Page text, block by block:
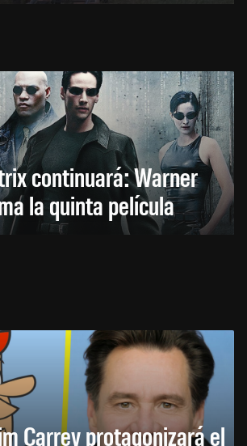
continuará: Warner
la quinta película
Carrey protagonizará el